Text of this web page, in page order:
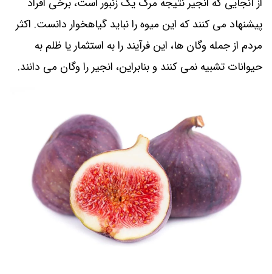
پیشنهاد می کنند که این میوه را نباید گیاهخوار دانست. اکثر
مردم از جمله وگان ها، این فرآیند را به استثمار یا ظلم به
حیوانات تشبیه نمی کنند و بنابراین، انجیر را وگان می دانند.